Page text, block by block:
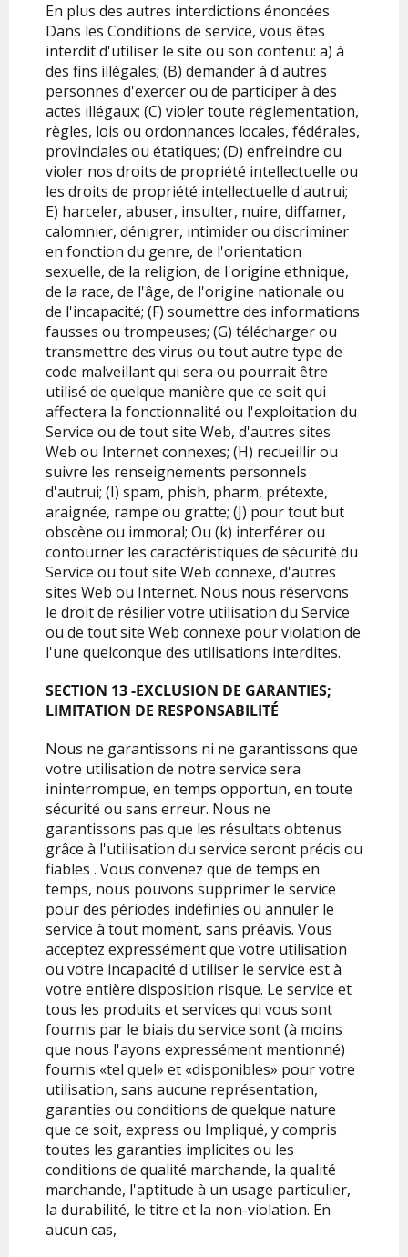
En plus des autres interdictions énoncées
Dans les Conditions de service, vous êtes
interdit d'utiliser le site ou son contenu: a) à
des fins illégales; (B) demander à d'autres
personnes d'exercer ou de participer à des
actes illégaux; (C) violer toute réglementation,
règles, lois ou ordonnances locales, fédérales,
provinciales ou étatiques; (D) enfreindre ou
violer nos droits de propriété intellectuelle ou
les droits de propriété intellectuelle d'autrui;
E) harceler, abuser, insulter, nuire, diffamer,
calomnier, dénigrer, intimider ou discriminer
en fonction du genre, de l'orientation
sexuelle, de la religion, de l'origine ethnique,
de la race, de l'âge, de l'origine nationale ou
de l'incapacité; (F) soumettre des informations
fausses ou trompeuses; (G) télécharger ou
transmettre des virus ou tout autre type de
code malveillant qui sera ou pourrait être
utilisé de quelque manière que ce soit qui
affectera la fonctionnalité ou l'exploitation du
Service ou de tout site Web, d'autres sites
Web ou Internet connexes; (H) recueillir ou
suivre les renseignements personnels
d'autrui; (I) spam, phish, pharm, prétexte,
araignée, rampe ou gratte; (J) pour tout but
obscène ou immoral; Ou (k) interférer ou
contourner les caractéristiques de sécurité du
Service ou tout site Web connexe, d'autres
sites Web ou Internet. Nous nous réservons
le droit de résilier votre utilisation du Service
ou de tout site Web connexe pour violation de
l'une quelconque des utilisations interdites.
SECTION 13 -EXCLUSION DE GARANTIES;
LIMITATION DE RESPONSABILITÉ
Nous ne garantissons ni ne garantissons que
votre utilisation de notre service sera
ininterrompue, en temps opportun, en toute
sécurité ou sans erreur. Nous ne
garantissons pas que les résultats obtenus
grâce à l'utilisation du service seront précis ou
fiables . Vous convenez que de temps en
temps, nous pouvons supprimer le service
pour des périodes indéfinies ou annuler le
service à tout moment, sans préavis. Vous
acceptez expressément que votre utilisation
ou votre incapacité d'utiliser le service est à
votre entière disposition risque. Le service et
tous les produits et services qui vous sont
fournis par le biais du service sont (à moins
que nous l'ayons expressément mentionné)
fournis «tel quel» et «disponibles» pour votre
utilisation, sans aucune représentation,
garanties ou conditions de quelque nature
que ce soit, express ou Impliqué, y compris
toutes les garanties implicites ou les
conditions de qualité marchande, la qualité
marchande, l'aptitude à un usage particulier,
la durabilité, le titre et la non-violation. En
aucun cas,